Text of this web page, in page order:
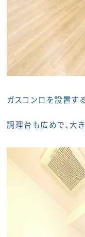
ガスコンロを設置する
調理台も広めで、大